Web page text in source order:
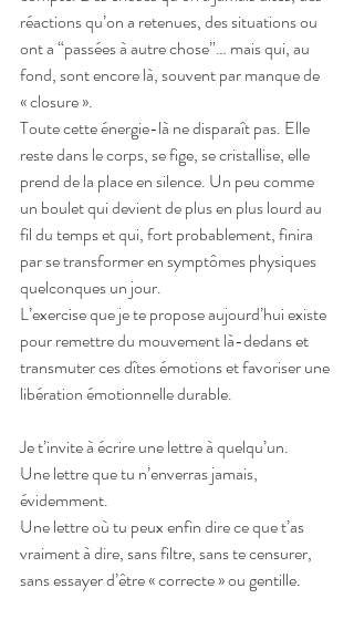
réactions qu’on a retenues, des situations ou
ont a “passées à autre chose”… mais qui, au
fond, sont encore là, souvent par manque de
« closure ».
Toute cette énergie-là ne disparaît pas. Elle
reste dans le corps, se fige, se cristallise, elle
prend de la place en silence. Un peu comme
un boulet qui devient de plus en plus lourd au
fil du temps et qui, fort probablement, finira
par se transformer en symptômes physiques
quelconques un jour.
L’exercise que je te propose aujourd’hui existe
pour remettre du mouvement là-dedans et
transmuter ces dîtes émotions et favoriser une
libération émotionnelle durable.
Je t’invite à écrire une lettre à quelqu’un.
Une lettre que tu n’enverras jamais,
évidemment.
Une lettre où tu peux enfin dire ce que t’as
vraiment à dire, sans filtre, sans te censurer,
sans essayer d’être « correcte » ou gentille.